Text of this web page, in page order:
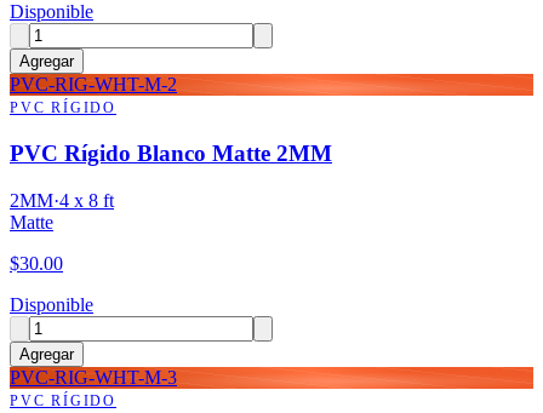
Disponible
Agregar
PVC-RIG-WHT-M-2
PVC RÍGIDO
PVC Rígido Blanco Matte 2MM
2MM·4 x 8 ft
Matte
$30.00
Disponible
Agregar
PVC-RIG-WHT-M-3
PVC RÍGIDO